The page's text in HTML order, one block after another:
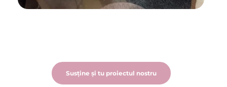
Susține și tu proiectul nostru